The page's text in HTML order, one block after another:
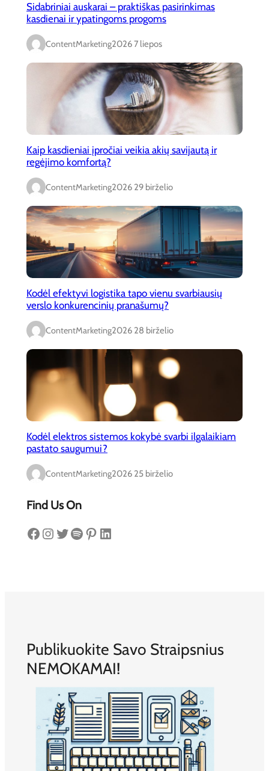
Sidabriniai auskarai – praktiškas pasirinkimas
kasdienai ir ypatingoms progoms
ContentMarketing2026 7 liepos
Kaip kasdieniai įpročiai veikia akių savijautą ir
regėjimo komfortą?
ContentMarketing2026 29 birželio
Kodėl efektyvi logistika tapo vienu svarbiausių
verslo konkurencinių pranašumų?
ContentMarketing2026 28 birželio
Kodėl elektros sistemos kokybė svarbi ilgalaikiam
pastato saugumui?
ContentMarketing2026 25 birželio
Find Us On
Facebook Instagram Twitter Spotify Pinterest LinkedIn
Publikuokite Savo Straipsnius
NEMOKAMAI!